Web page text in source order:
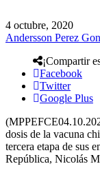
4 octubre, 2020
Andersson Perez
¡Compartir
Facebook
Twitter
Google Plus
dosis de la vacuna
tercera etapa de sus
República, Nicolás